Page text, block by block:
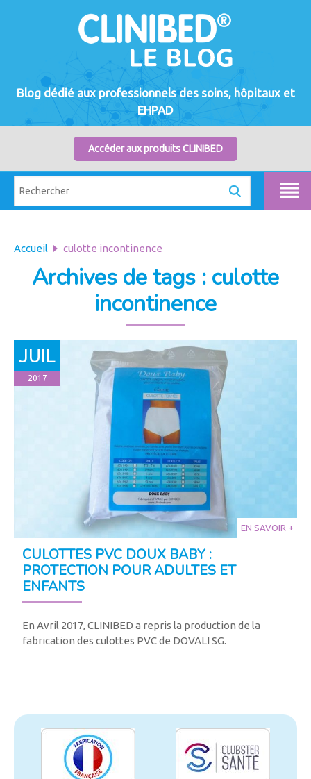
Accéder aux produits CLINIBED
Blog dédié aux professionnels des soins, hôpitaux et
EHPAD
Accueil culotte incontinence
Archives de tags : culotte
incontinence
JUIL
2017
EN SAVOIR +
CULOTTES PVC DOUX BABY :
PROTECTION POUR ADULTES ET
ENFANTS
En Avril 2017, CLINIBED a repris la production de la
fabrication des culottes PVC de DOVALI SG.